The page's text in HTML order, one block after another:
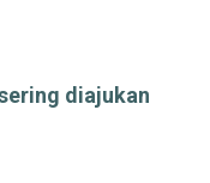
diajukan